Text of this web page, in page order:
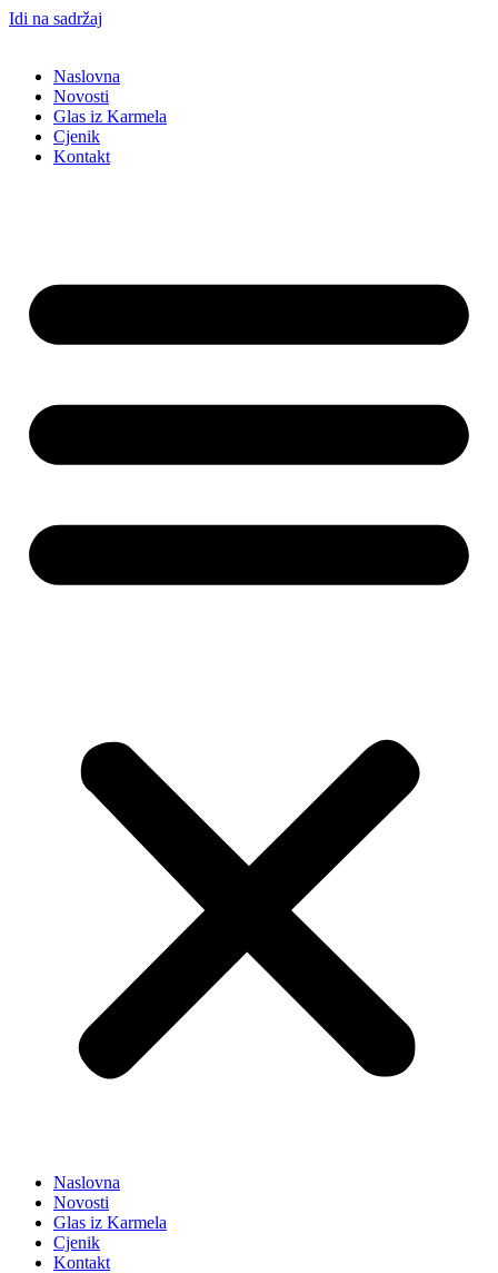
Idi na sadržaj
Naslovna
Novosti
Glas iz Karmela
Cjenik
Kontakt
Naslovna
Novosti
Glas iz Karmela
Cjenik
Kontakt